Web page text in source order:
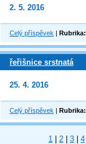
2. 5. 2016
Celý příspěvek | Rubrika:
řeřišnice srstnatá
25. 4. 2016
Celý příspěvek | Rubrika:
1 2 3 4